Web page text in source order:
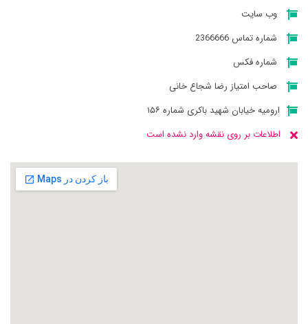
وب سایت
شماره تماس 2366666
شماره فکس
صاحب امتیاز رضا شجاع خانی
ارومیه خیابان شهید باکری شماره ۱۵۶
اطلاعات بر روی نقشه وارد نشده است